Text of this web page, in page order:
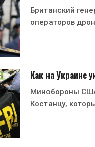
Британский
операторов
Как на Украине
Минобороны
Костанцу,